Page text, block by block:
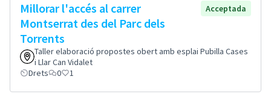
Millorar l'accés al carrer
Montserrat des del Parc dels
Torrents
Acceptada
Taller elaboració propostes obert amb esplai Pubilla Cases
i Llar Can Vidalet
Drets
0 1